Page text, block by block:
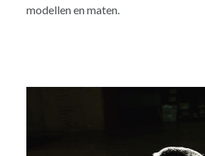
modellen en maten.